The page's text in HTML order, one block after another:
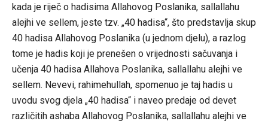
kada je riječ o hadisima Allahovog Poslanika, sallallahu
alejhi ve sellem, jeste tzv. „40 hadisa“, što predstavlja skup
40 hadisa Allahovog Poslanika (u jednom djelu), a razlog
tome je hadis koji je prenešen o vrijednosti sačuvanja i
učenja 40 hadisa Allahova Poslanika, sallallahu alejhi ve
sellem. Nevevi, rahimehullah, spomenuo je taj hadis u
uvodu svog djela „40 hadisa“ i naveo predaje od devet
različitih ashaba Allahovog Poslanika, sallallahu alejhi ve